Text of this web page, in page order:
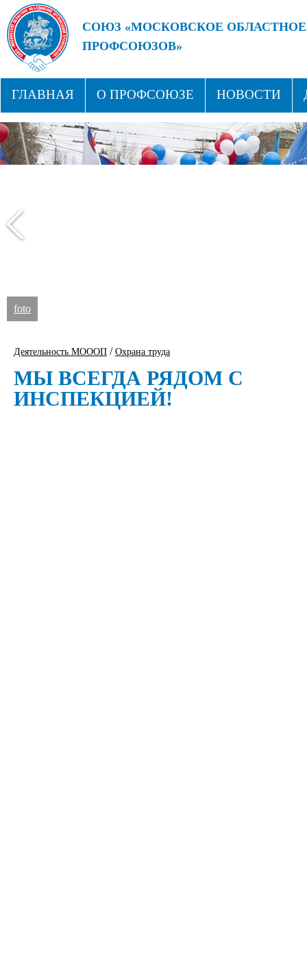
СОЮЗ «МОСКОВСКОЕ
ПРОФСОЮЗОВ»
ГЛАВНАЯ О ПРОФСОЮЗЕ НОВОСТИ
СТРУКТУРА ПРОФСОЮЗНЫЕ ЗДРАВНИЦЫ
foto
Деятельность МОООП / Охрана труда
МЫ ВСЕГДА РЯДОМ С
ИНСПЕКЦИЕЙ!